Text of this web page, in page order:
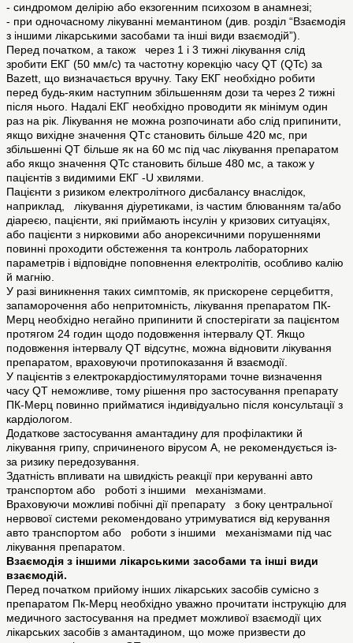
- синдромом делірію або екзогенним психозом в анамнезі;
- при одночасному лікуванні мемантином (див. розділ “Взаємодія
з іншими лікарськими засобами та інші види взаємодій”).
Перед початком, а також через 1 і 3 тижні лікування слід
зробити ЕКГ (50 мм/с) та частотну корекцію часу QT (QTc) за
Bazett, що визначається вручну. Таку ЕКГ необхідно робити
перед будь-яким наступним збільшенням дози та через 2 тижні
після нього. Надалі ЕКГ необхідно проводити як мінімум один
раз на рік. Лікування не можна розпочинати або слід припинити,
якщо вихідне значення QTс становить більше 420 мс, при
збільшенні QT більше як на 60 мс під час лікування препаратом
або якщо значення QTc становить більше 480 мс, а також у
пацієнтів з видимими ЕКГ -U хвилями.
Пацієнти з ризиком електролітного дисбалансу внаслідок,
наприклад, лікування діуретиками, із частим блюванням та/або
діареєю, пацієнти, які приймають інсулін у кризових ситуаціях,
або пацієнти з нирковими або анорексичними порушеннями
повинні проходити обстеження та контроль лабораторних
параметрів і відповідне поповнення електролітів, особливо калію
й магнію.
У разі виникнення таких симптомів, як прискорене серцебиття,
запаморочення або непритомність, лікування препаратом ПК-
Мерц необхідно негайно припинити й спостерігати за пацієнтом
протягом 24 годин щодо подовження інтервалу QT. Якщо
подовження інтервалу QT відсутнє, можна відновити лікування
препаратом, враховуючи протипоказання й взаємодії.
У пацієнтів з електрокардіостимуляторами точне визначення
часу QT неможливе, тому рішення про застосування препарату
ПК-Мерц повинно прийматися індивідуально після консультації з
кардіологом.
Додаткове застосування амантадину для профілактики й
лікування грипу, спричиненого вірусом А, не рекомендується із-
за ризику передозування.
Здатність впливати на швидкість реакції при керуванні авто
транспортом або роботі з іншими механізмами.
Враховуючи можливі побічні дії препарату з боку центральної
нервової системи рекомендовано утримуватися від керування
авто транспортом або роботи з іншими механізмами під час
лікування препаратом.
Взаємодія з іншими лікарськими засобами та інші види
взаємодій.
Перед початком прийому інших лікарських засобів сумісно з
препаратом Пк-Мерц необхідно уважно прочитати інструкцію для
медичного застосування на предмет можливої взаємодії цих
лікарських засобів з амантадином, що може призвести до